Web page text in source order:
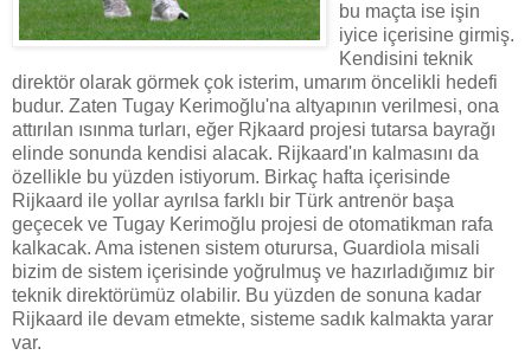
bu maçta ise işin
iyice içerisine girmiş.
Kendisini teknik
direktör olarak görmek çok isterim, umarım öncelikli hedefi
budur. Zaten Tugay Kerimoğlu'na altyapının verilmesi, ona
attırılan ısınma turları, eğer Rjkaard projesi tutarsa bayrağı
elinde sonunda kendisi alacak. Rijkaard'ın kalmasını da
özellikle bu yüzden istiyorum. Birkaç hafta içerisinde
Rijkaard ile yollar ayrılsa farklı bir Türk antrenör başa
geçecek ve Tugay Kerimoğlu projesi de otomatikman rafa
kalkacak. Ama istenen sistem oturursa, Guardiola misali
bizim de sistem içerisinde yoğrulmuş ve hazırladığımız bir
teknik direktörümüz olabilir. Bu yüzden de sonuna kadar
Rijkaard ile devam etmekte, sisteme sadık kalmakta yarar
var.